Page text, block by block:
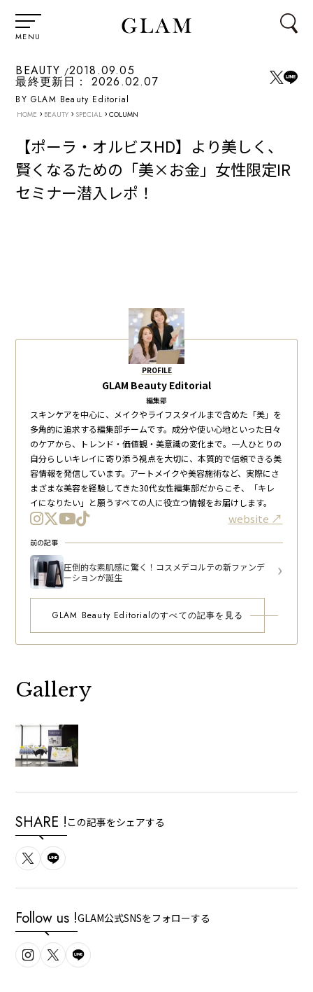
MENU
BEAUTY 2018.09.05
最終更新日： 2026.02.07
BY GLAM Beauty Editorial
HOME › BEAUTY › SPECIAL › COLUMN
【ポーラ・オルビスHD】より美しく、
賢くなるための「美×お金」女性限定IR
セミナー潜入レポ！
PROFILE
GLAM Beauty Editorial
編集部
スキンケアを中心に、メイクやライフスタイルまで含めた「美」を
多角的に追求する編集部チームです。成分や使い心地といった日々
のケアから、トレンド・価値観・美意識の変化まで。一人ひとりの
自分らしいキレイに寄り添う視点を大切に、本質的で信頼できる美
容情報を発信しています。アートメイクや美容施術など、実際にさ
まざまな美容を経験してきた30代女性編集部だからこそ、「キレ
イになりたい」と願うすべての人に役立つ情報をお届けします。
website
前の記事
圧倒的な素肌感に驚く！コスメデコルテの新ファンデ
ーションが誕生
GLAM Beauty Editorialのすべての記事を見る
Gallery
SHARE ! この記事をシェアする
Follow us !GLAM公式SNSをフォローする